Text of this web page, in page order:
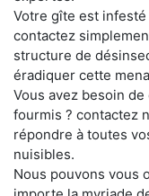
Votre gîte est
contactez
structure de
éradiquer cette
Vous avez besoin
fourmis ? contactez
répondre à toutes
nuisibles.
Nous pouvons vous